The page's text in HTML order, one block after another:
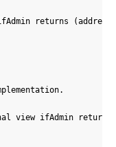
returns
view ifAdmin returns